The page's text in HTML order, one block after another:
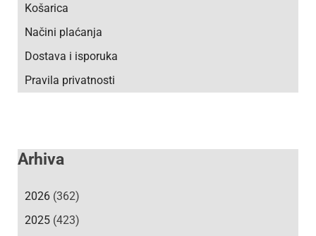
Košarica
Načini plaćanja
Dostava i isporuka
Pravila privatnosti
Arhiva
2026 (362)
2025 (423)